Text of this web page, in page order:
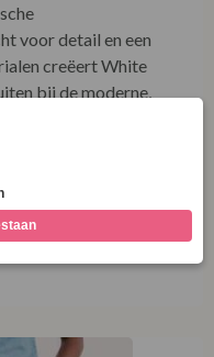
bij de moderne,
duurzame